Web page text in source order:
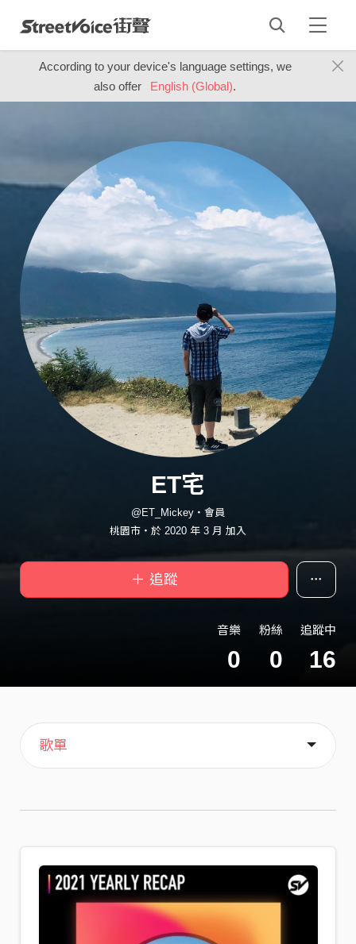
According to your device's language settings, we
also offer
English (Global).
ET宅
@ET_Mickey・會員
桃園市・於 2020 年 3 月 加入
＋ 追蹤
音樂
0
粉絲
0
追蹤中
16
主頁
歌單
喜歡
關於